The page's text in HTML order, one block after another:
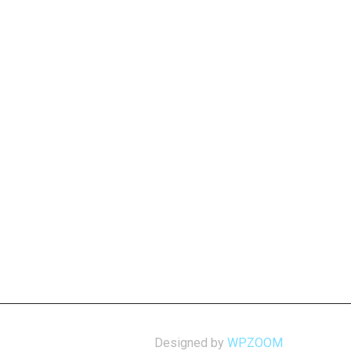
Designed by WPZOOM